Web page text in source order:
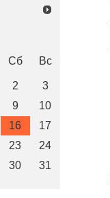
Сб Вс
2
3
9
10
16
17
23
24
30 31